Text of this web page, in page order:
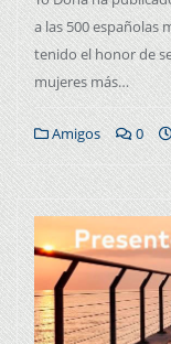
a las 500 españolas
tenido el honor de
mujeres más…
Amigos 0